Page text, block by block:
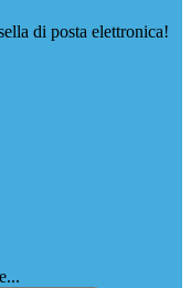
di posta elettronica!